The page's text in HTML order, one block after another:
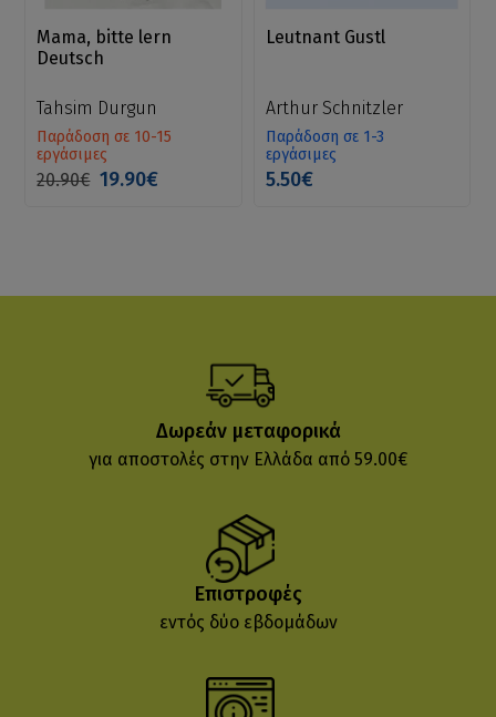
Mama, bitte lern
Deutsch
Tahsim Durgun
Παράδοση σε 10-15
εργάσιμες
20.90€ 19.90€
Leutnant Gustl
Arthur Schnitzler
Παράδοση σε 1-3
εργάσιμες
5.50€
Δωρεάν μεταφορικά
για αποστολές στην Ελλάδα από 59.00€
Επιστροφές
εντός δύο εβδομάδων